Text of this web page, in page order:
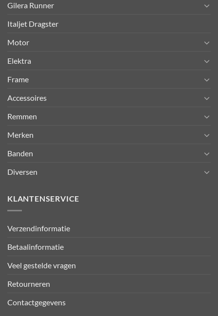
Gilera Runner
Italjet Dragster
Motor
Elektra
Frame
Accessoires
Remmen
Merken
Banden
Diversen
KLANTENSERVICE
Verzendinformatie
Betaalinformatie
Veel gestelde vragen
Retourneren
Contactgegevens